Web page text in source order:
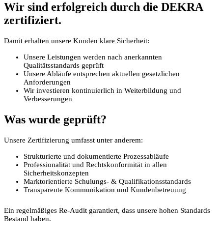
Wir sind erfolgreich durch die DEKRA
zertifiziert.
Damit erhalten unsere Kunden klare Sicherheit:
Unsere Leistungen werden nach anerkannten
Qualitätsstandards geprüft
Unsere Abläufe entsprechen aktuellen gesetzlichen
Anforderungen
Wir investieren kontinuierlich in Weiterbildung und
Verbesserungen
Was wurde geprüft?
Unsere Zertifizierung umfasst unter anderem:
Strukturierte und dokumentierte Prozessabläufe
Professionalität und Rechtskonformität in allen
Sicherheitskonzepten
Marktorientierte Schulungs- & Qualifikationsstandards
Transparente Kommunikation und Kundenbetreuung
Ein regelmäßiges Re-Audit garantiert, dass unsere hohen Standards
Bestand haben.